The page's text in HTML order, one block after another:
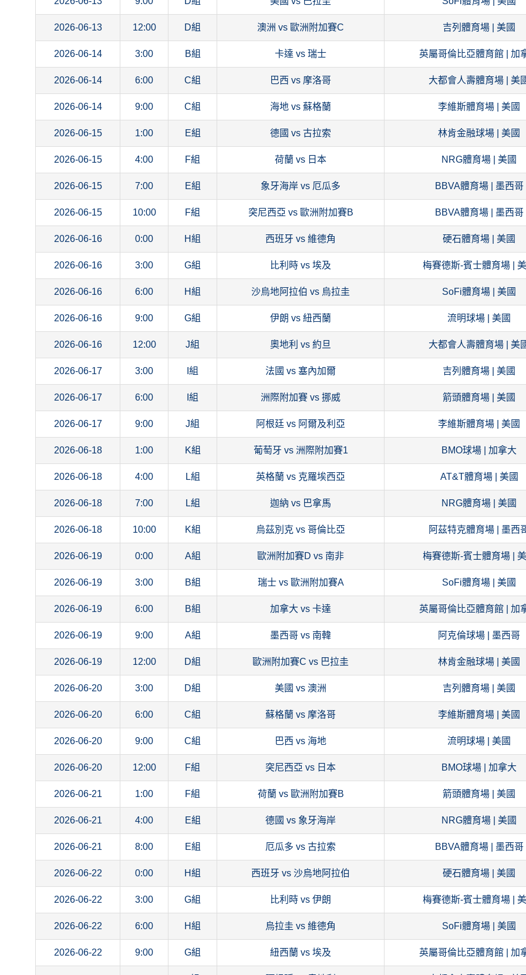
2026-06-13 12:00 D組 澳洲 vs 歐洲附加賽C 吉列體育場 | 美國
2026-06-14 3:00 B組 卡達 vs 瑞士 英屬哥倫比亞體育館 | 加
2026-06-14 6:00 C組 巴西 vs 摩洛哥 大都會人壽體育場 | 美
2026-06-14 9:00 C組 海地 vs 蘇格蘭 李維斯體育場 | 美國
2026-06-15 1:00 E組 德國 vs 古拉索 林肯金融球場 | 美國
2026-06-15 4:00 F組 荷蘭 vs 日本 NRG體育場 | 美國
2026-06-15 7:00 E組 象牙海岸 vs 厄瓜多 BBVA體育場 | 墨西哥
2026-06-15 10:00 F組 突尼西亞 vs 歐洲附加賽B BBVA體育場 | 墨西哥
2026-06-16 0:00 H組 西班牙 vs 維德角 硬石體育場 | 美國
2026-06-16 3:00 G組 比利時 vs 埃及 梅賽德斯-賓士體育場 |
2026-06-16 6:00 H組 沙烏地阿拉伯 vs 烏拉圭 SoFi體育場 | 美國
2026-06-16 9:00 G組 伊朗 vs 紐西蘭 流明球場 | 美國
2026-06-16 12:00 J組 奧地利 vs 約旦 大都會人壽體育場 | 美
2026-06-17 3:00 I組 法國 vs 塞內加爾 吉列體育場 | 美國
2026-06-17 6:00 I組 洲際附加賽 vs 挪威 箭頭體育場 | 美國
2026-06-17 9:00 J組 阿根廷 vs 阿爾及利亞 李維斯體育場 | 美國
2026-06-18 1:00 K組 葡萄牙 vs 洲際附加賽1 BMO球場 | 加拿大
2026-06-18 4:00 L組 英格蘭 vs 克羅埃西亞 AT&T體育場 | 美國
2026-06-18 7:00 L組 迦納 vs 巴拿馬 NRG體育場 | 美國
2026-06-18 10:00 K組 烏茲別克 vs 哥倫比亞 阿茲特克體育場 | 墨西
2026-06-19 0:00 A組 歐洲附加賽D vs 南非 梅賽德斯-賓士體育場 |
2026-06-19 3:00 B組 瑞士 vs 歐洲附加賽A SoFi體育場 | 美國
2026-06-19 6:00 B組 加拿大 vs 卡達 英屬哥倫比亞體育館 | 加
2026-06-19 9:00 A組 墨西哥 vs 南韓 阿克倫球場 | 墨西哥
2026-06-19 12:00 D組 歐洲附加賽C vs 巴拉圭 林肯金融球場 | 美國
2026-06-20 3:00 D組 美國 vs 澳洲 吉列體育場 | 美國
2026-06-20 6:00 C組 蘇格蘭 vs 摩洛哥 李維斯體育場 | 美國
2026-06-20 9:00 C組 巴西 vs 海地 流明球場 | 美國
2026-06-20 12:00 F組 突尼西亞 vs 日本 BMO球場 | 加拿大
2026-06-21 1:00 F組 荷蘭 vs 歐洲附加賽B 箭頭體育場 | 美國
2026-06-21 4:00 E組 德國 vs 象牙海岸 NRG體育場 | 美國
2026-06-21 8:00 E組 厄瓜多 vs 古拉索 BBVA體育場 | 墨西哥
2026-06-22 0:00 H組 西班牙 vs 沙烏地阿拉伯 硬石體育場 | 美國
2026-06-22 3:00 G組 比利時 vs 伊朗 梅賽德斯-賓士體育場 |
2026-06-22 6:00 H組 烏拉圭 vs 維德角 SoFi體育場 | 美國
2026-06-22 9:00 G組 紐西蘭 vs 埃及 英屬哥倫比亞體育館 | 加